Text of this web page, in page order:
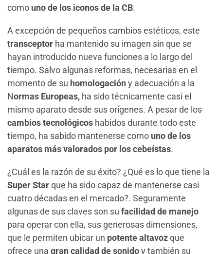
como uno de los iconos de la CB.
A excepción de pequeños cambios estéticos, este
transceptor ha mantenido su imagen sin que se
hayan introducido nueva funciones a lo largo del
tiempo. Salvo algunas reformas, necesarias en el
momento de su homologacióny adecuación a la
Normas Europeas, ha sido técnicamente casi el
mismo aparato desde sus orígenes. A pesar de los
cambios tecnológicos habidos durante todo este
tiempo, ha sabido mantenerse como uno de los
aparatos más valorados por los cebeístas.
¿Cuál es la razón de su éxito? ¿Qué es lo que tiene la
Super Starque ha sido capaz de mantenerse casi
cuatro décadas en el mercado?. Seguramente
algunas de sus claves son su facilidad de manejo
para operar con ella, sus generosas dimensiones,
que le permiten ubicar un potente altavozque
ofrece una gran calidad de sonidoy también su